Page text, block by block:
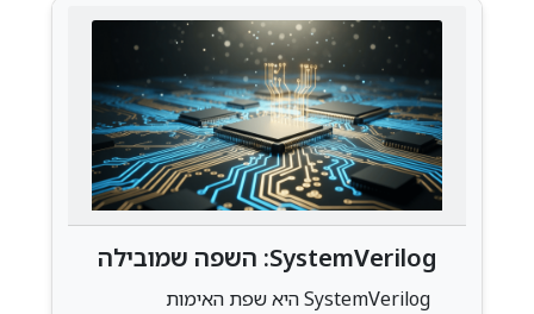
SystemVerilog: השפה שמובילה
את עולם האימות בישראל
SystemVerilog היא שפת האימות